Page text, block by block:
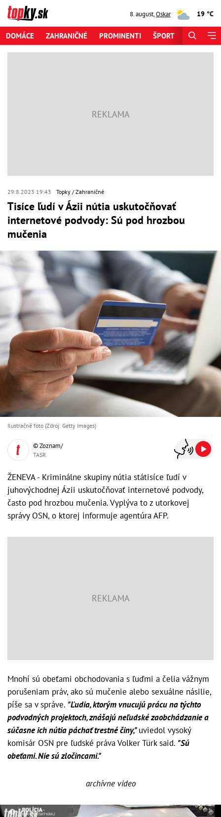
8. august,Oskar 19 °C
DOMÁCE ZAHRANIČNÉ PROMINENTI ŠPORT
29.8.2023 19:43 Topky Zahraničné
Tisíce ľudí v Ázii nútia uskutočňovať
internetové podvody: Sú pod hrozbou
mučenia
Ilustračné foto (Zdroj: Getty Images)
© Zoznam/
TASR
ŽENEVA - Kriminálne skupiny nútia státisíce ľudí v
juhovýchodnej Ázii uskutočňovať internetové podvody,
často pod hrozbou mučenia. Vyplýva to z utorkovej
správy OSN, o ktorej informuje agentúra AFP.
Mnohí sú obeťami obchodovania s ľuďmi a čelia vážnym
porušeniam práv, ako sú mučenie alebo sexuálne násilie,
píše sa v správe. "Ľudia, ktorým vnucujú prácu na týchto
podvodných projektoch, znášajú neľudské zaobchádzanie a
súčasne ich nútia páchať trestné činy,"uviedol vysoký
komisár OSN pre ľudské práva Volker Türk said. "Sú
obeťami. Nie sú zločincami."
archívne video